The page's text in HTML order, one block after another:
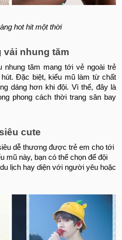
hot hit một thời
vải nhung tăm
nhung tăm mang tới vẻ ngoài trẻ
Đặc biệt, kiểu mũ làm từ chất
dáng hơn khi đội. Vì thế, đây là
phong cách thời trang sân bay
cute
dễ thương được trẻ em cho tới
mũ này, bạn có thể chọn để đội
lịch hay diện với người yêu hoặc